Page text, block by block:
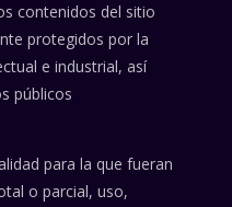
contenidos del sitio
protegidos por la
e industrial, así
públicos
para la que fueran
o parcial, uso,